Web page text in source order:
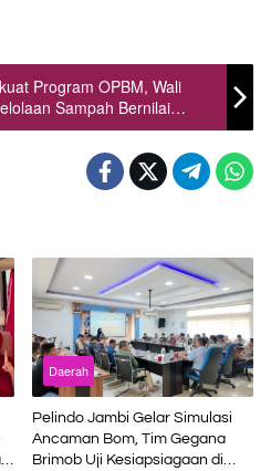
Program OPBM, Wali
Sampah Bernilai
Daerah
Pelindo Jambi Gelar Simulasi
Ancaman Bom, Tim Gegana
Brimob Uji Kesiapsiagaan di